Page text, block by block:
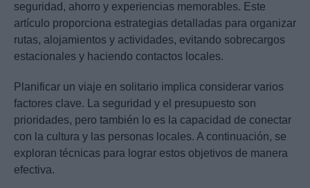
seguridad, ahorro y experiencias memorables. Este
artículo proporciona estrategias detalladas para organizar
rutas, alojamientos y actividades, evitando sobrecargos
estacionales y haciendo contactos locales.
Planificar un viaje en solitario implica considerar varios
factores clave. La seguridad y el presupuesto son
prioridades, pero también lo es la capacidad de conectar
con la cultura y las personas locales. A continuación, se
exploran técnicas para lograr estos objetivos de manera
efectiva.